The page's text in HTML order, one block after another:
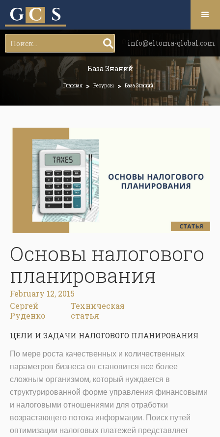
info@eltoma-global.com
База Знаний
Главная > Ресурсы > База Знаний
Основы налогового
планирования
February 12, 2015
Сергей
Руденко
Техническая
статья
ЦЕЛИ И ЗАДАЧИ НАЛОГОВОГО ПЛАНИРОВАНИЯ
По мере роста качественных и количественных
параметров бизнеса он становится все более
сложным организмом, который нуждается в
структурированной форме управления финансовыми
и налоговыми отношениями для отработки
возрастающего потока информации. Поиск путей
оптимизации налоговых платежей представляет